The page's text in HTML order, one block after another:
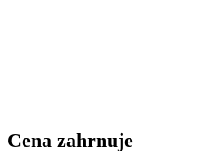
Cena zahrnuje